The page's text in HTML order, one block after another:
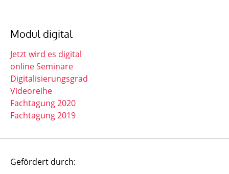
Modul digital
Jetzt wird es digital
online Seminare
Digitalisierungsgrad
Videoreihe
Fachtagung 2020
Fachtagung 2019
Gefördert durch: